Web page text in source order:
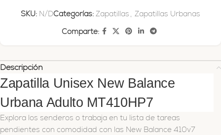
SKU: N/DCategorías: Zapatillas , Zapatillas Urbanas
Comparte:
Descripción
Zapatilla Unisex New Balance
Urbana Adulto MT410HP7
Explora los senderos o trabaja en tu lista de tareas
pendientes con comodidad con las New Balance 410v7